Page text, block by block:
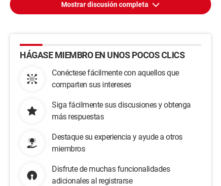
Mostrar discusión completa
HÁGASE MIEMBRO EN UNOS POCOS CLICS
Conéctese fácilmente con aquellos que
comparten sus intereses
Siga fácilmente sus discusiones y obtenga
más respuestas
Destaque su experiencia y ayude a otros
miembros
Disfrute de muchas funcionalidades
adicionales al registrarse